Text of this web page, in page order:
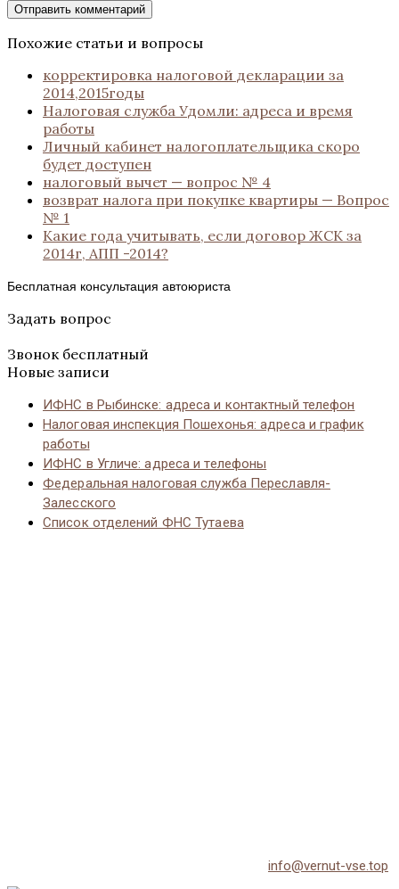
Похожие статьи и вопросы
корректировка налоговой декларации за
2014,2015годы
Налоговая служба Удомли: адреса и время
работы
Личный кабинет налогоплательщика скоро
будет доступен
налоговый вычет — вопрос № 4
возврат налога при покупке квартиры — Вопрос
№ 1
Какие года учитывать, если договор ЖСК за
2014г, АПП -2014?
Бесплатная консультация автоюриста
Задать вопрос
Звонок бесплатный
Новые записи
ИФНС в Рыбинске: адреса и контактный телефон
Налоговая инспекция Пошехонья: адреса и график
работы
ИФНС в Угличе: адреса и телефоны
Федеральная налоговая служба Переславля-
Залесского
Список отделений ФНС Тутаева
info@vernut-vse.top